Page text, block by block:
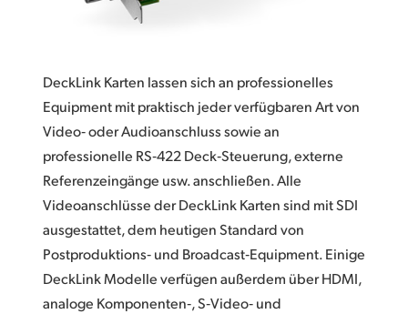
Hong Kong SAR, China
Italy
Japan
DeckLink Karten lassen sich an professionelles
Equipment mit praktisch jeder verfügbaren Art von
Video‑ oder Audioanschluss sowie an
professionelle RS‑422 Deck‑Steuerung, externe
Referenzeingänge usw. anschließen. Alle
Videoanschlüsse der DeckLink Karten sind mit SDI
ausgestattet, dem heutigen Standard von
Postproduktions‑ und Broadcast‑Equipment. Einige
DeckLink Modelle verfügen außerdem über HDMI,
analoge Komponenten‑, S‑Video‑ und